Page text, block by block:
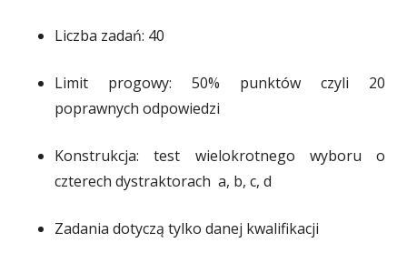
Liczba zadań: 40
Limit progowy: 50% punktów czyli 20
poprawnych odpowiedzi
Konstrukcja: test wielokrotnego wyboru o
czterech dystraktorach a, b, c, d
Zadania dotyczą tylko danej kwalifikacji